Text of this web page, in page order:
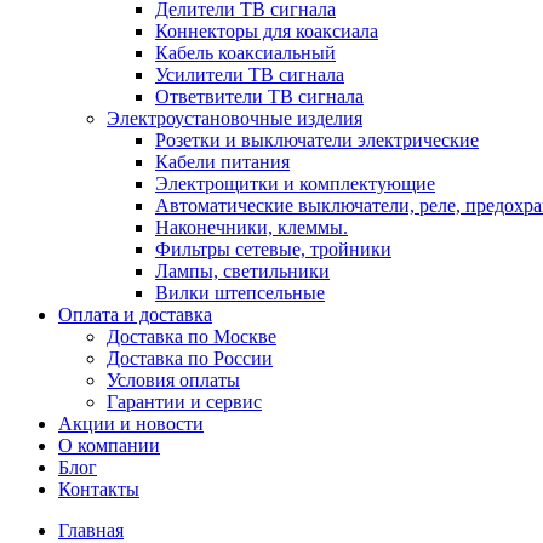
Делители ТВ сигнала
Коннекторы для коаксиала
Кабель коаксиальный
Усилители ТВ сигнала
Ответвители ТВ сигнала
Электроустановочные изделия
Розетки и выключатели электрические
Кабели питания
Электрощитки и комплектующие
Автоматические выключатели, реле,
Наконечники, клеммы.
Фильтры сетевые, тройники
Лампы, светильники
Вилки штепсельные
Оплата и доставка
Доставка по Москве
Доставка по России
Условия оплаты
Гарантии и сервис
Акции и новости
О компании
Блог
Контакты
Главная